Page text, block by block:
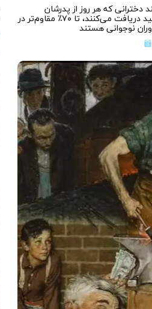
که هر روز از پدرشان
احساس ارزشمندی و تأیید دریافت می‌کنند، تا ۷۰٪ مقاوم‌تر در